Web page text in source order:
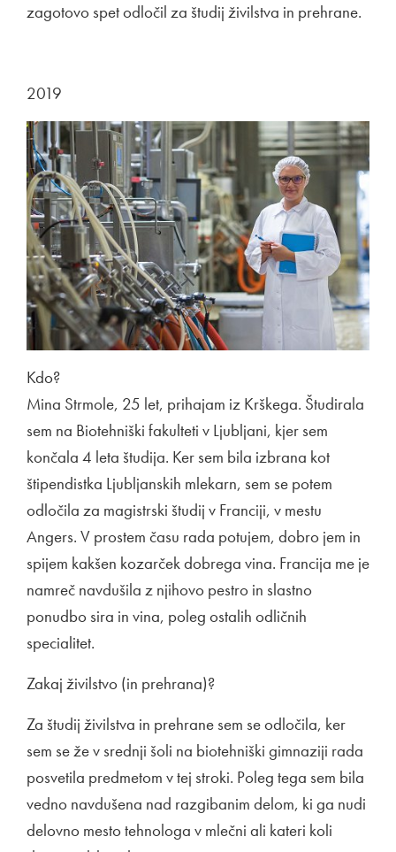
zagotovo spet odločil za študij živilstva in prehrane.
2019
Kdo?
Mina Strmole, 25 let, prihajam iz Krškega. Študirala
sem na Biotehniški fakulteti v Ljubljani, kjer sem
končala 4 leta študija. Ker sem bila izbrana kot
štipendistka Ljubljanskih mlekarn, sem se potem
odločila za magistrski študij v Franciji, v mestu
Angers. V prostem času rada potujem, dobro jem in
spijem kakšen kozarček dobrega vina. Francija me je
namreč navdušila z njihovo pestro in slastno
ponudbo sira in vina, poleg ostalih odličnih
specialitet.
Zakaj živilstvo (in prehrana)?
Za študij živilstva in prehrane sem se odločila, ker
sem se že v srednji šoli na biotehniški gimnaziji rada
posvetila predmetom v tej stroki. Poleg tega sem bila
vedno navdušena nad razgibanim delom, ki ga nudi
delovno mesto tehnologa v mlečni ali kateri koli